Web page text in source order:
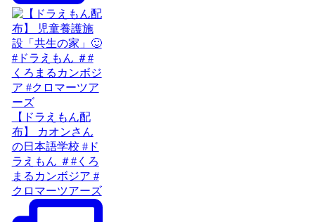
【ドラえもん配
布】 カオンさん
の日本語学校 #ド
ラえもん ＃#くろ
まるカンボジア #
クロマーツアーズ